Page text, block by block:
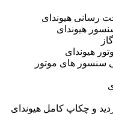
رسانی هیوندای
هیوندای
هیوندای
سنسور های موتور
و چکاپ کامل هیوندای